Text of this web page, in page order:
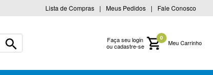
Lista de Compras Meus Pedidos Fale Conosco
Faça seu login
ou cadastre-se
0